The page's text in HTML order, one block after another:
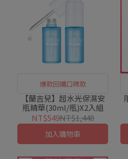
爆款回購口碑款
【蘭吉兒】超水光保濕安
瓶精華(30ml/瓶)X2入組
NT$549NT$1,440
加入購物車